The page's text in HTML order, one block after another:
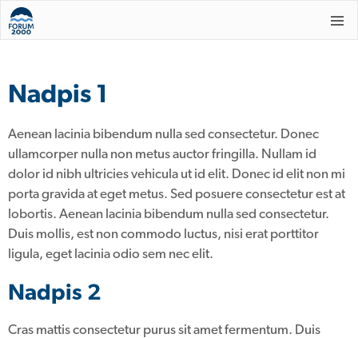
Nadpis 1
Aenean lacinia bibendum nulla sed consectetur. Donec
ullamcorper nulla non metus auctor fringilla. Nullam id
dolor id nibh ultricies vehicula ut id elit. Donec id elit non mi
porta gravida at eget metus. Sed posuere consectetur est at
lobortis. Aenean lacinia bibendum nulla sed consectetur.
Duis mollis, est non commodo luctus, nisi erat porttitor
ligula, eget lacinia odio sem nec elit.
Nadpis 2
Cras mattis consectetur purus sit amet fermentum. Duis